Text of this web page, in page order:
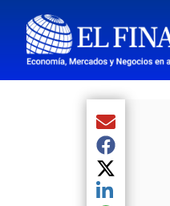
Compartir el
Compartir el
Compartir el
Compartir el